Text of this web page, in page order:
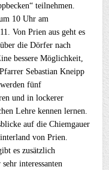
teilnehmen.
10 Uhr am
Von Prien aus geht es
die Dörfer nach
bessere Möglichkeit,
Sebastian Kneipp
fünf
und in lockerer
Lehre kennen lernen.
auf die Chiemgauer
von Prien.
es zusätzlich
interessanten